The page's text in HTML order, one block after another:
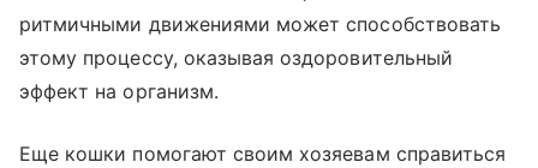
ритмичными движениями может способствовать
этому процессу, оказывая оздоровительный
эффект на организм.
Еще кошки помогают своим хозяевам справиться